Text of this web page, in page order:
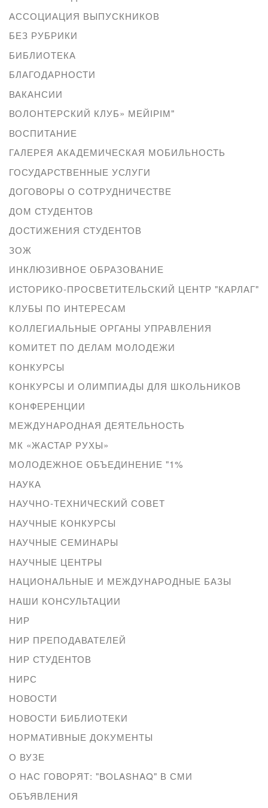
АССОЦИАЦИЯ ВЫПУСКНИКОВ
БЕЗ РУБРИКИ
БИБЛИОТЕКА
БЛАГОДАРНОСТИ
ВАКАНСИИ
ВОЛОНТЕРСКИЙ КЛУБ» МЕЙІРІМ"
ВОСПИТАНИЕ
ГАЛЕРЕЯ АКАДЕМИЧЕСКАЯ МОБИЛЬНОСТЬ
ГОСУДАРСТВЕННЫЕ УСЛУГИ
ДОГОВОРЫ О СОТРУДНИЧЕСТВЕ
ДОМ СТУДЕНТОВ
ДОСТИЖЕНИЯ СТУДЕНТОВ
ЗОЖ
ИНКЛЮЗИВНОЕ ОБРАЗОВАНИЕ
ИСТОРИКО-ПРОСВЕТИТЕЛЬСКИЙ ЦЕНТР "КАРЛАГ"
КЛУБЫ ПО ИНТЕРЕСАМ
КОЛЛЕГИАЛЬНЫЕ ОРГАНЫ УПРАВЛЕНИЯ
КОМИТЕТ ПО ДЕЛАМ МОЛОДЕЖИ
КОНКУРСЫ
КОНКУРСЫ И ОЛИМПИАДЫ ДЛЯ ШКОЛЬНИКОВ
КОНФЕРЕНЦИИ
МЕЖДУНАРОДНАЯ ДЕЯТЕЛЬНОСТЬ
МК «ЖАСТАР РУХЫ»
МОЛОДЕЖНОЕ ОБЪЕДИНЕНИЕ "1%
НАУКА
НАУЧНО-ТЕХНИЧЕСКИЙ СОВЕТ
НАУЧНЫЕ КОНКУРСЫ
НАУЧНЫЕ СЕМИНАРЫ
НАУЧНЫЕ ЦЕНТРЫ
НАЦИОНАЛЬНЫЕ И МЕЖДУНАРОДНЫЕ БАЗЫ
НАШИ КОНСУЛЬТАЦИИ
НИР
НИР ПРЕПОДАВАТЕЛЕЙ
НИР СТУДЕНТОВ
НИРС
НОВОСТИ
НОВОСТИ БИБЛИОТЕКИ
НОРМАТИВНЫЕ ДОКУМЕНТЫ
О ВУЗЕ
О НАС ГОВОРЯТ: "BOLASHAQ" В СМИ
ОБЪЯВЛЕНИЯ